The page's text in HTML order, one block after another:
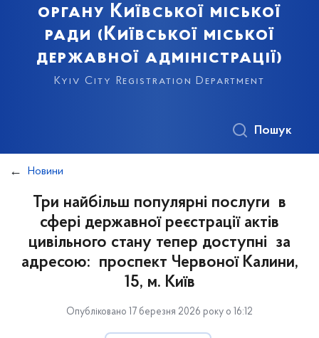
органу Київської міської
ради (Київської міської
державної адміністрації)
Kyiv City Registration Department
Пошук
Новини
Три найбільш популярні послуги в
сфері державної реєстрації актів
цивільного стану тепер доступні за
адресою: проспект Червоної Калини,
15, м. Київ
Опубліковано 17 березня 2026 року о 16:12